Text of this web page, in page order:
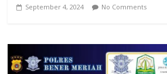
September 4, 2024 No Comments